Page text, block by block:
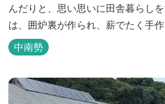
んだりと、思い思いに田舎暮らし
は、囲炉裏が作られ、薪でたく手作
中南勢